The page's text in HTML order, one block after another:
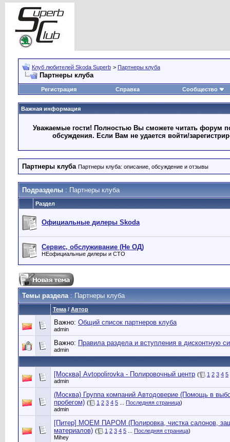
Клуб любителей Skoda Superb > Партнеры клуба
Партнеры клуба
Регистрация Справка Сообщество
Важная информация
Уважаемые гости! Полностью Вы сможете читать форум
обсуждения. Если Вам не удается войти/
Партнеры клуба Партнеры клуба: описание, обсуждение и отзывы
Подразделы : Партнеры клуба
Раздел
Официальные дилеры Skoda
Сервис, обслуживание (Не ОД)
НЕофициальные дилеры и СТО
Темы раздела: Партнеры клуба
Тема / Автор
Важно: Общий список партнеров клуба
admin
Важно: Правила раздела и вступления в дисконтную
admin
[Москва] Avtopolirovka - Полировочный центр ( 1 2 3 4 5
admin
(Москва) Группа компаний Автодоверие (Помощь в
пробегом) ( 1 2 3 4 5 Последняя страница)
admin
[Питер] МОЕМ ПАРОМ (Полировка, чистка салонов,
материалов) ( 1 2 3 4 5 Последняя страница)
Mihey